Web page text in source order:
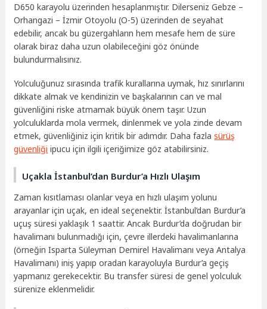
D650 karayolu üzerinden hesaplanmıştır. Dilerseniz Gebze –
Orhangazi – İzmir Otoyolu (O-5) üzerinden de seyahat
edebilir, ancak bu güzergahların hem mesafe hem de süre
olarak biraz daha uzun olabileceğini göz önünde
bulundurmalısınız.
Yolculuğunuz sırasında trafik kurallarına uymak, hız sınırlarını
dikkate almak ve kendinizin ve başkalarının can ve mal
güvenliğini riske atmamak büyük önem taşır. Uzun
yolculuklarda mola vermek, dinlenmek ve yola zinde devam
etmek, güvenliğiniz için kritik bir adımdır. Daha fazlasürüş
güvenliği ipucu için ilgili içeriğimize göz atabilirsiniz.
Uçakla İstanbul’dan Burdur’a Hızlı Ulaşım
Zaman kısıtlaması olanlar veya en hızlı ulaşım yolunu
arayanlar için uçak, en ideal seçenektir. İstanbul’dan Burdur’a
uçuş süresi yaklaşık 1 saattir. Ancak Burdur’da doğrudan bir
havalimanı bulunmadığı için, çevre illerdeki havalimanlarına
(örneğin Isparta Süleyman Demirel Havalimanı veya Antalya
Havalimanı) iniş yapıp oradan karayoluyla Burdur’a geçiş
yapmanız gerekecektir. Bu transfer süresi de genel yolculuk
sürenize eklenmelidir.